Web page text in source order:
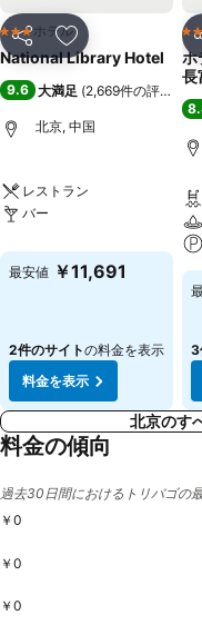
シェア お気に入りに追
3 ホテルのランク
ホテル
National Library Hotel
9.6 大満足 (2,669件の評価
北京, 中国
レストラン
バー
最安値 ￥11,691
2件のサイトの料金を表示
料金を表示
5
ホ
長
3
北京のす
料金の傾向
過去30日間におけるトリバゴの
￥0
￥0
￥0